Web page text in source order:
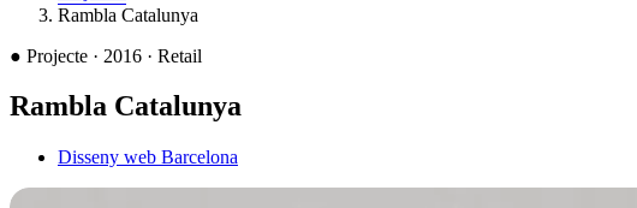
Rambla Catalunya
● Projecte · 2016 · Retail
Rambla Catalunya
Disseny web Barcelona